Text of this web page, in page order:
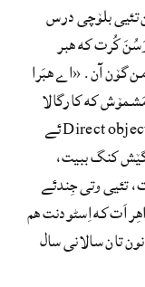
تئیی بلۆچی درس
کُرت که هبر
گۆن آن. «اے هبَرا
که کارگالا
ابێد، دِگه لهتێن چیزّ هم بَدلَ بیت. Subject و Direct object ئے
گێش کنگ ببیت،
تئیی وتی جِندئے
اَت که اِسٹودنت هم
تان سالانی سال